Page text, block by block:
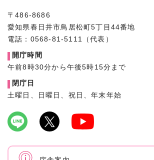
〒486-8686
愛知県春日井市鳥居松町5丁目44番地
電話：0568-81-5111（代表）
開庁時間
午前8時30分から午後5時15分まで
閉庁日
土曜日、日曜日、祝日、年末年始